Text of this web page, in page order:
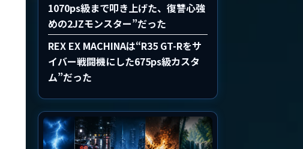
1070ps級まで叩き上げた、復讐心強
めの2JZモンスター”だった
REX EX MACHINAは“R35 GT-Rをサ
イバー戦闘機にした675ps級カスタ
ム”だった